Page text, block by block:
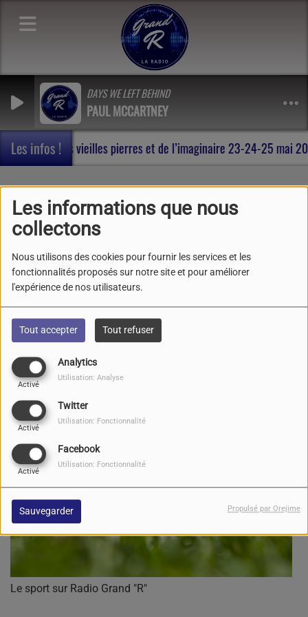
Les informations que nous
collectons
Nous utilisons des cookies pour fournir les services et les
fonctionnalités proposés sur notre site et pour améliorer
l'expérience de nos utilisateurs.
Tout accepter Tout refuser
Analytics
Activé
Utilisation: Analyse
Twitter
Activé
Utilisation: Fonctionnalité
Facebook
Activé
Utilisation: Fonctionnalité
Sauvegarder Propulsé par Orejime
DAYS WE LEFT BEHIND
PAUL MCCARTNEY
Les infos !
, au milieu des vieilles pierres et de l’imaginaire 23-24-25 mai
Le sport sur Radio Grand
"R"
Le sport sur Radio Grand "R"